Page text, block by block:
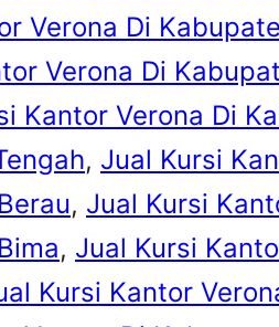
Verona Di
Verona Di
Kantor Verona Di
, Jual Kursi
, Jual Kursi
, Jual Kursi
Kursi Kantor